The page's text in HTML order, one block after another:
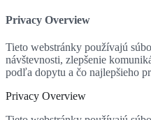
Privacy Overview
Tieto webstránky používajú
návštevnosti, zlepšenie
podľa dopytu a čo najlepšieho
Privacy Overview